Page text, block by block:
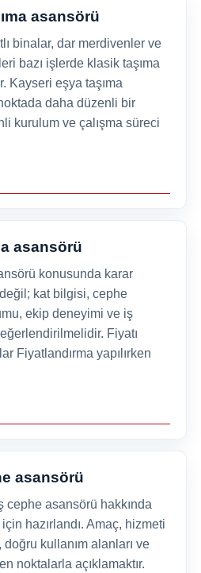
asansörü
binalar, dar merdivenler ve
bazı işlerde klasik taşıma
Kayseri eşya taşıma
daha düzenli bir
kurulum ve çalışma süreci
asansörü
konusunda karar
kat bilgisi, cephe
ekip deneyimi ve iş
Fiyatı
Fiyatlandırma yapılırken
asansörü
cephe asansörü hakkında
hazırlandı. Amaç, hizmeti
kullanım alanları ve
noktalarla açıklamaktır.